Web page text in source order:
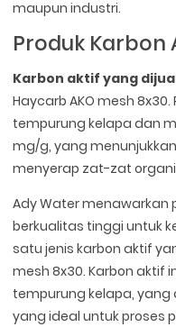
maupun industri.
Produk Karbon
Karbon aktif yang
Haycarb AKO mesh
tempurung kelapa dan
mg/g, yang
menyerap zat-zat
Ady Water menawarkan
berkualitas tinggi untuk
satu jenis karbon aktif
mesh 8x30. Karbon aktif
tempurung kelapa, yang
yang ideal untuk proses